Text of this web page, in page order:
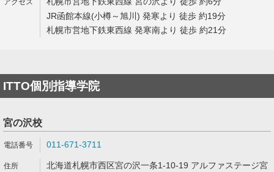
JR函館本線(小樽～旭川) 発寒より 徒歩 約19分
札幌市営地下鉄東西線 発寒南より 徒歩 約21分
ITTO個別指導学院
宮の沢校
011-671-3711
北海道札幌市西区宮の沢一条1-10-19 アルファステージ宮